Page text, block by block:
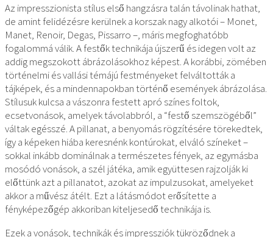
Az impresszionista stílus első hangzásra talán távolinak hathat,
de amint felidézésre kerülnek a korszak nagy alkotói – Monet,
Manet, Renoir, Degas, Pissarro –, máris megfoghatóbb
fogalommá válik. A festők technikája újszerű és idegen volt az
addig megszokott ábrázolásokhoz képest. A korábbi, zömében
történelmi és vallási témájú festményeket felváltották a
tájképek, és a mindennapokban történő események ábrázolása.
Stílusuk kulcsa a vászonra festett apró színes foltok,
ecsetvonások, amelyek távolabbról, a “festő szemszögéből”
váltak egésszé. A pillanat, a benyomás rögzítésére törekedtek,
így a képeken hiába keresnénk kontúrokat, elváló színeket –
sokkal inkább dominálnak a természetes fények, az egymásba
mosódó vonások, a szél játéka, amik együttesen rajzolják ki
előttünk azt a pillanatot, azokat az impulzusokat, amelyeket
akkor a művész átélt. Ezt a látásmódot erősítette a
fényképezőgép akkoriban kiteljesedő technikája is.
Ezek a vonások, technikák és impressziók tükröződnek a